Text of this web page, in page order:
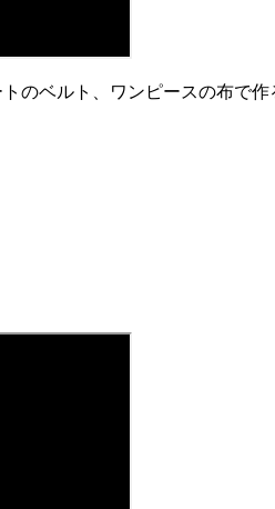
のベルト、ワンピースの布で